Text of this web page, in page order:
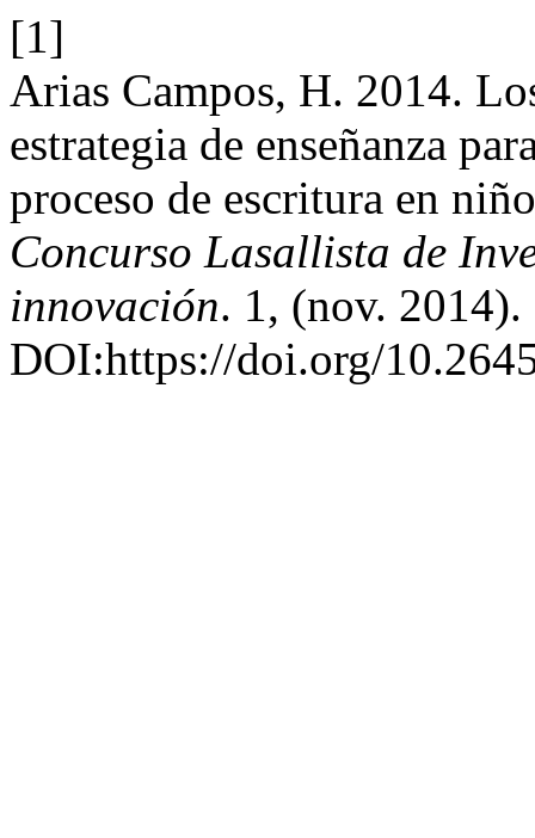
[1]
Arias Campos, H. 2014.
estrategia de enseñanza
proceso de escritura en
Concurso Lasallista de
innovación. 1, (nov. 2014).
DOI:https://doi.org/